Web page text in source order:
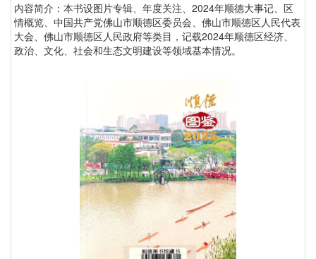
内容简介：本书设图片专辑、年度关注、2024年顺德大事记、区
情概览、中国共产党佛山市顺德区委员会、佛山市顺德区人民代表
大会、佛山市顺德区人民政府等类目，记载2024年顺德区经济、
政治、文化、社会和生态文明建设等领域基本情况。